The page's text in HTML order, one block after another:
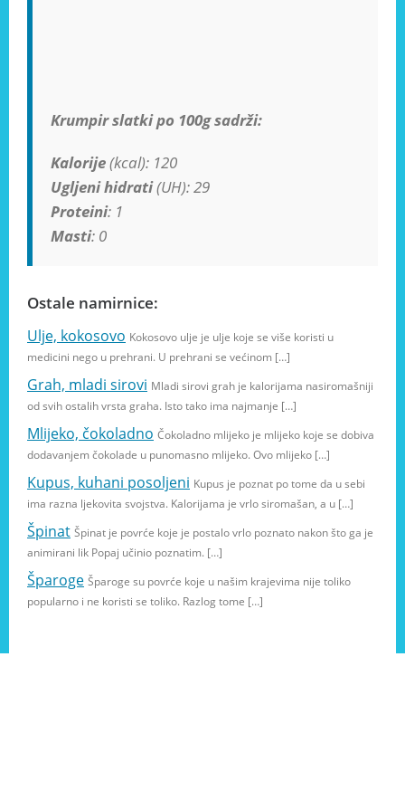
Krumpir slatki po 100g sadrži:
Kalorije(kcal): 120
Ugljeni hidrati(UH): 29
Proteini: 1
Masti: 0
Ostale namirnice:
Ulje, kokosovo Kokosovo ulje je ulje koje se više koristi u
medicini nego u prehrani. U prehrani se većinom […]
Grah, mladi sirovi Mladi sirovi grah je kalorijama nasiromašniji
od svih ostalih vrsta graha. Isto tako ima najmanje […]
Mlijeko, čokoladno Čokoladno mlijeko je mlijeko koje se dobiva
dodavanjem čokolade u punomasno mlijeko. Ovo mlijeko […]
Kupus, kuhani posoljeni Kupus je poznat po tome da u sebi
ima razna ljekovita svojstva. Kalorijama je vrlo siromašan, a u […]
Špinat Špinat je povrće koje je postalo vrlo poznato nakon što ga je
animirani lik Popaj učinio poznatim. […]
Šparoge Šparoge su povrće koje u našim krajevima nije toliko
popularno i ne koristi se toliko. Razlog tome […]